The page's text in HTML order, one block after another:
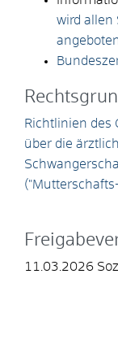
wird allen
Richtlinien des
über die
11.03.2026